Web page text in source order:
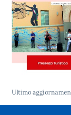
Ultimo